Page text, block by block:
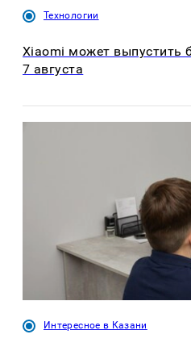
Технологии
Xiaomi может выпустить
7 августа
Интересное в Казани